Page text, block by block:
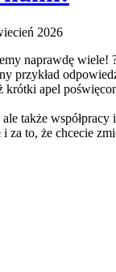
2026
naprawdę
przykład
apel
także
za to, że chcecie